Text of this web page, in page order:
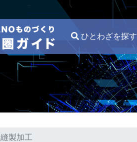
ひとわざを探す
縫製加工